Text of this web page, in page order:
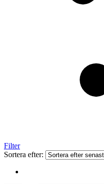
Filter
Sortera efter: